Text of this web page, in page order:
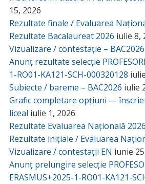
15, 2026
Rezultate finale / Evaluarea
Rezultate Bacalaureat 2026 iulie 8,
Vizualizare / contestație – BAC2026
Anunț rezultate selecție
1-RO01-KA121-SCH-000320128
Subiecte / bareme – BAC2026 iulie
Grafic completare opțiuni —
liceal iulie 1, 2026
Rezultate Evaluarea Națională 2026
Rezultate inițiale / Evaluarea
Vizualizare / contestații EN iunie
Anunț prelungire selecție
ERASMUS+2025-1-RO01-KA121-